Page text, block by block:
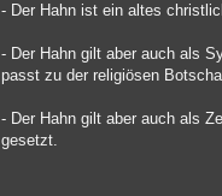
- Der Hahn ist ein altes
- Der Hahn gilt aber auch als
passt zu der religiösen
- Der Hahn gilt aber auch als
gesetzt.